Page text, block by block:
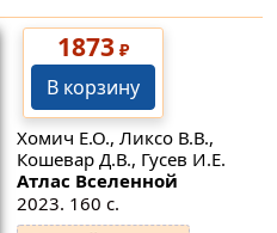
1873₽
В корзину
Хомич Е.О., Ликсо В.В.,
Кошевар Д.В., Гусев И.Е.
Атлас Вселенной
2023. 160 с.